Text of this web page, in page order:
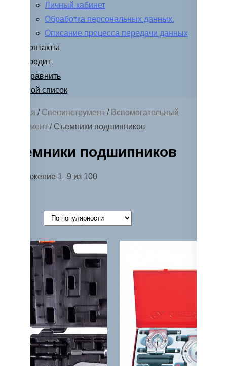
Личный кабинет
Обработка персональных данных.
Описание процесса передачи данных
Контакты
Кредит
Сравнить
Мой список
Главная / Специнструмент / Вспомогательный
инструмент / Съемники подшипников
Съемники подшипников
Отображение 1–9 из 100Сортировка: